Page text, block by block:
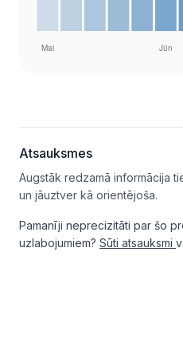
Atsauksmes
Augstāk redzamā informācija
un jāuztver kā orientējoša.
Pamanīji neprecizitāti par šo
uzlabojumiem? Sūti atsauksmi